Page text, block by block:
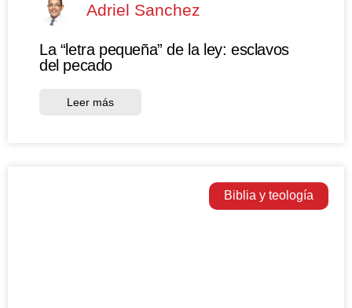
Adriel Sanchez
La “letra pequeña” de la ley: esclavos
del pecado
Leer más
Biblia y teología